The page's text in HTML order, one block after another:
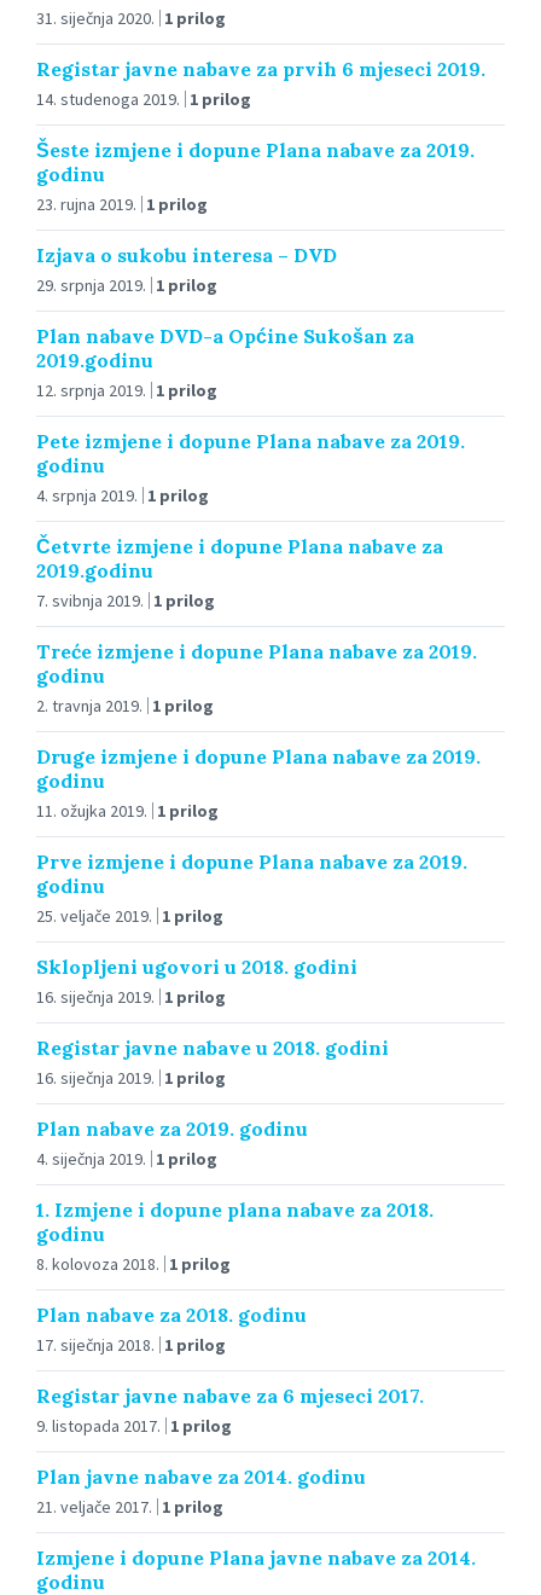
31. siječnja 2020. 1 prilog
Registar javne nabave za prvih 6 mjeseci 2019.
14. studenoga 2019. 1 prilog
Šeste izmjene i dopune Plana nabave za 2019.
godinu
23. rujna 2019. 1 prilog
Izjava o sukobu interesa – DVD
29. srpnja 2019. 1 prilog
Plan nabave DVD-a Općine Sukošan za
2019.godinu
12. srpnja 2019. 1 prilog
Pete izmjene i dopune Plana nabave za 2019.
godinu
4. srpnja 2019. 1 prilog
Četvrte izmjene i dopune Plana nabave za
2019.godinu
7. svibnja 2019. 1 prilog
Treće izmjene i dopune Plana nabave za 2019.
godinu
2. travnja 2019. 1 prilog
Druge izmjene i dopune Plana nabave za 2019.
godinu
11. ožujka 2019. 1 prilog
Prve izmjene i dopune Plana nabave za 2019.
godinu
25. veljače 2019. 1 prilog
Sklopljeni ugovori u 2018. godini
16. siječnja 2019. 1 prilog
Registar javne nabave u 2018. godini
16. siječnja 2019. 1 prilog
Plan nabave za 2019. godinu
4. siječnja 2019. 1 prilog
1. Izmjene i dopune plana nabave za 2018.
godinu
8. kolovoza 2018. 1 prilog
Plan nabave za 2018. godinu
17. siječnja 2018. 1 prilog
Registar javne nabave za 6 mjeseci 2017.
9. listopada 2017. 1 prilog
Plan javne nabave za 2014. godinu
21. veljače 2017. 1 prilog
Izmjene i dopune Plana javne nabave za 2014.
godinu